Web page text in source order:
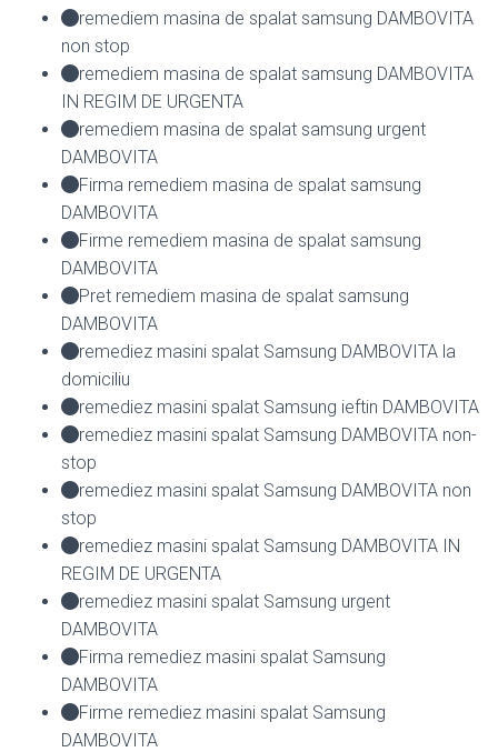
remediem masina de spalat samsung DAMBOVITA
non stop
remediem masina de spalat samsung DAMBOVITA
IN REGIM DE URGENTA
remediem masina de spalat samsung urgent
DAMBOVITA
Firma remediem masina de spalat samsung
DAMBOVITA
Firme remediem masina de spalat samsung
DAMBOVITA
Pret remediem masina de spalat samsung
DAMBOVITA
remediez masini spalat Samsung DAMBOVITA la
domiciliu
remediez masini spalat Samsung ieftin DAMBOVITA
remediez masini spalat Samsung DAMBOVITA non-
stop
remediez masini spalat Samsung DAMBOVITA non
stop
remediez masini spalat Samsung DAMBOVITA IN
REGIM DE URGENTA
remediez masini spalat Samsung urgent
DAMBOVITA
Firma remediez masini spalat Samsung
DAMBOVITA
Firme remediez masini spalat Samsung
DAMBOVITA